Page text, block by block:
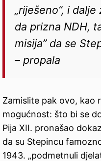
„riješeno”, i
da prizna NDH,
misija” da se
– propala
Zamislite pak ovo, kao
mogućnost: što bi se
Pija XII. pronašao
da su Stepincu
1943. „podmetnuli